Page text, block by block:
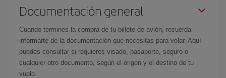
Documentación general
Cuando termines la compra de tu billete de avión, recuerda
informarte de la documentación que necesitas para volar. Aquí
puedes consultar si requieres visado, pasaporte, seguro o
cualquier otro documento, según el origen y el destino de tu
vuelo.